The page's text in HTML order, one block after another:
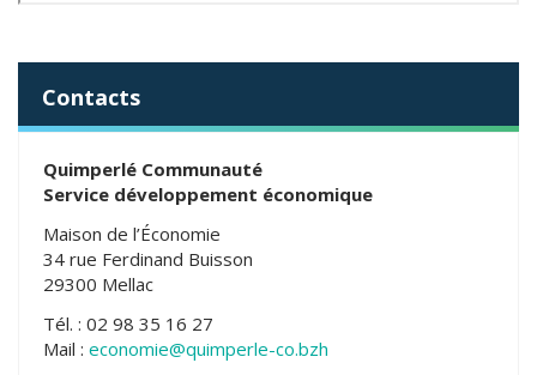
Contacts
Quimperlé Communauté
Service développement économique
Maison de l’Économie
34 rue Ferdinand Buisson
29300 Mellac
Tél. : 02 98 35 16 27
Mail : economie@quimperle-co.bzh